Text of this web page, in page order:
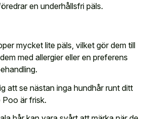
en underhållsfri päls.
mycket lite päls, vilket gör dem till
med allergier eller en preferens
att se nästan inga hundhår runt ditt
Poo är frisk.